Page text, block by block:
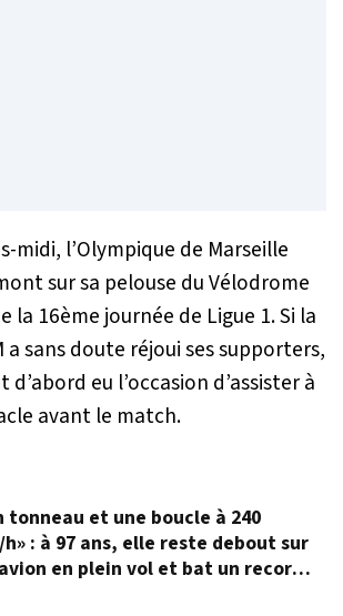
midi, l’Olympique de Marseille
sur sa pelouse du Vélodrome
la 16ème journée de Ligue 1. Si la
a sans doute réjoui ses supporters,
eu l’occasion d’assister à
avant le match.
tonneau et une boucle à 240
: à 97 ans, elle reste debout sur
en plein vol et bat un record